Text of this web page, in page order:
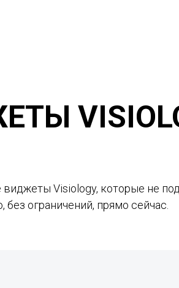
Visiology, которые не
ограничений, прямо сейчас.